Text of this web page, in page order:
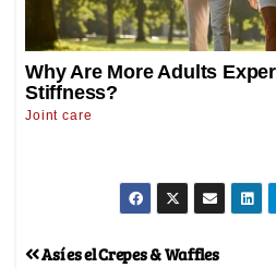
Así es el Crepes & Waffles